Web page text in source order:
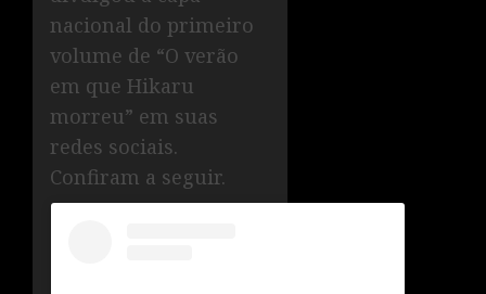
nacional do primeiro
volume de “O verão
em que Hikaru
morreu” em suas
redes sociais.
Confiram a seguir.